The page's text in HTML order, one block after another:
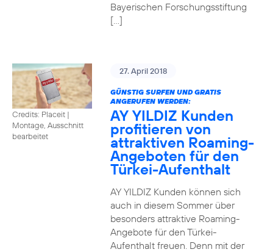
Bayerischen Forschungsstiftung
[…]
Credits: Placeit |
Montage, Ausschnitt
bearbeitet
27. April 2018
GÜNSTIG SURFEN UND GRATIS
ANGERUFEN WERDEN:
AY YILDIZ Kunden
profitieren von
attraktiven Roaming-
Angeboten für den
Türkei-Aufenthalt
AY YILDIZ Kunden können sich
auch in diesem Sommer über
besonders attraktive Roaming-
Angebote für den Türkei-
Aufenthalt freuen. Denn mit der